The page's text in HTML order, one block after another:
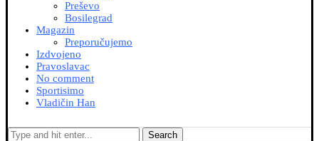
Preševo
Bosilegrad
Magazin
Preporučujemo
Izdvojeno
Pravoslavac
No comment
Sportisimo
Vladičin Han
Search